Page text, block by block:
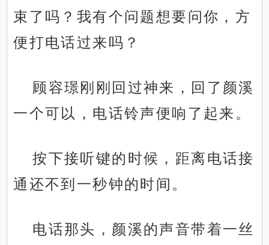
束了吗？我有个问题想要问你，方
便打电话过来吗？
顾容璟刚刚回过神来，回了颜溪
一个可以，电话铃声便响了起来。
按下接听键的时候，距离电话接
通还不到一秒钟的时间。
电话那头，颜溪的声音带着一丝